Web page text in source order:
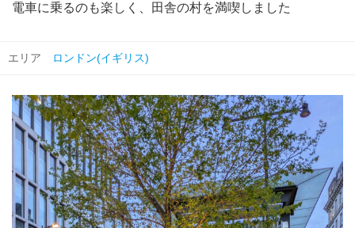
電車に乗るのも楽しく、田舎の村を満喫しました
エリア ロンドン(イギリス)